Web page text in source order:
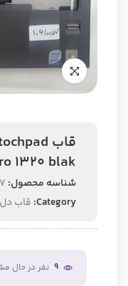
1320 blak
شناسه محصول:
Category: قاب دل
9 نفر در حال